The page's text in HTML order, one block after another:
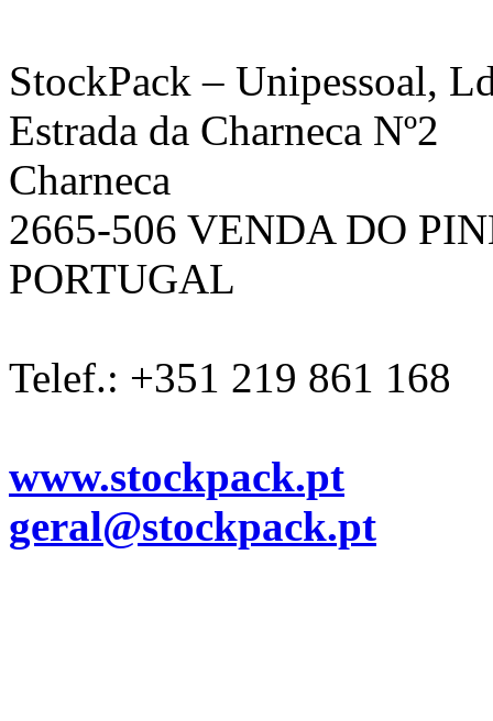
StockPack – Unipessoal,
Estrada da Charneca Nº2
Charneca
2665-506 VENDA DO
PORTUGAL
Telef.: +351 219 861 168
www.stockpack.pt
geral@stockpack.pt